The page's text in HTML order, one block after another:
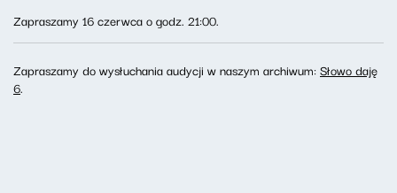
Zapraszamy 16 czerwca o godz. 21:00.
Zapraszamy do wysłuchania audycji w naszym archiwum:Słowo daję
6.